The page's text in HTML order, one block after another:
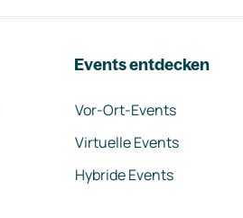
Events entdecken
Vor-Ort-Events
Virtuelle Events
Hybride Events